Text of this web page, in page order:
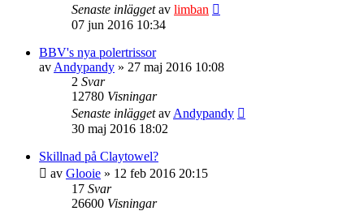
Senaste inläggetav limban
07 jun 2016 10:34
BBV's nya polertrissor
av Andypandy » 27 maj 2016 10:08
2 Svar
12780 Visningar
Senaste inläggetav Andypandy
30 maj 2016 18:02
Skillnad på Claytowel?
av Glooie » 12 feb 2016 20:15
17 Svar
26600 Visningar